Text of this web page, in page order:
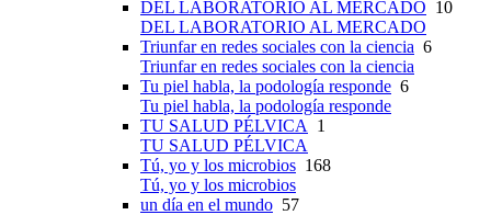
DEL LABORATORIO AL MERCADO 10
DEL LABORATORIO AL MERCADO
Triunfar en redes sociales con la ciencia 6
Triunfar en redes sociales con la ciencia
Tu piel habla, la podología responde 6
Tu piel habla, la podología responde
TU SALUD PÉLVICA 1
TU SALUD PÉLVICA
Tú, yo y los microbios 168
Tú, yo y los microbios
un día en el mundo 57